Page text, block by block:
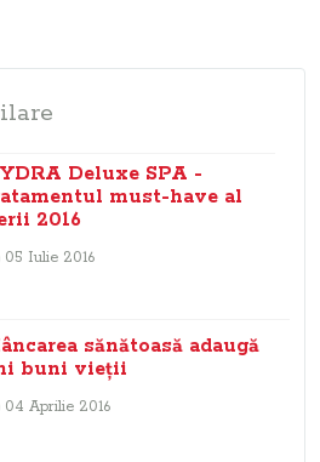
Deluxe SPA -
must-have al
2016
05 Iulie 2016
sănătoasă adaugă
buni vieţii
04 Aprilie 2016